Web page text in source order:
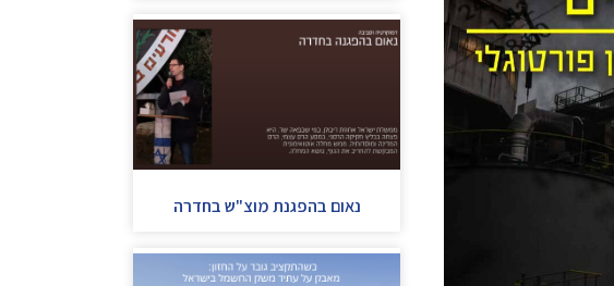
נאום בהפגנת מוצ"ש בחדרה